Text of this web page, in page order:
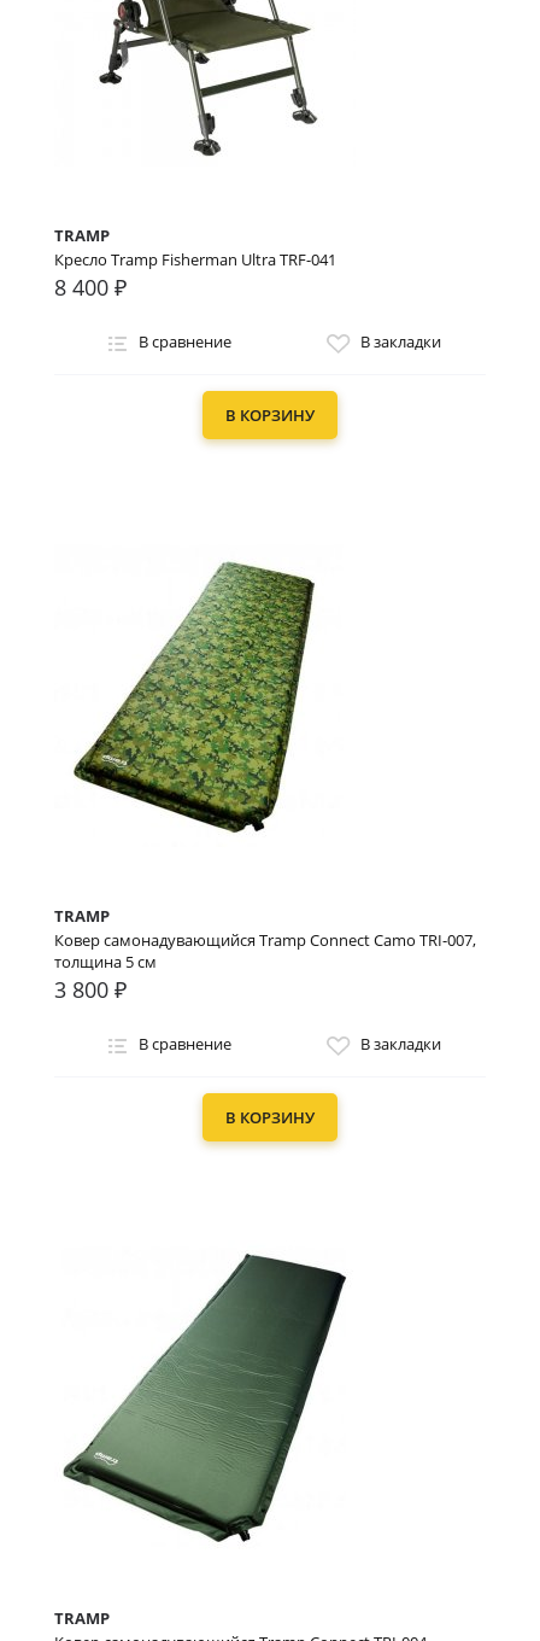
TRAMP
Кресло Tramp Fisherman Ultra TRF-041
8 400 ₽
В сравнение В закладки
В КОРЗИНУ
TRAMP
Ковер самонадувающийся Tramp Connect Camo TRI-007,
толщина 5 см
3 800 ₽
В сравнение В закладки
В КОРЗИНУ
TRAMP